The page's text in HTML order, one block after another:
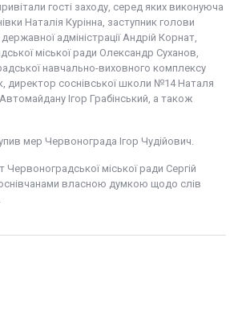
гості заходу, серед яких виконуюча
Наталія Курінна, заступник голови
адміністрації Андрій Корнат,
міської ради Олександр Суханов,
навчально-виховного комплексу
директор соснівської школи №14 Наталя
Ігор Грабінський, а також
мер Червонограда Ігор Чудійович.
Червоноградської міської ради Сергій
власною думкою щодо слів